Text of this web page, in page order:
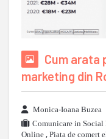
Cum arata
marketing din
Monica-Ioana Buzea
Comunicare in Social
Online , Piata de comert